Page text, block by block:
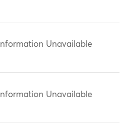
Information Unavailable
Information Unavailable